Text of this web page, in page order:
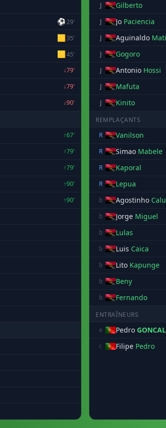
⚽29'
🟨35'
🟨45'
↓79'
↓79'
↓90'
↑67'
↑79'
↑79'
↑90'
↑90'
J Gilberto
J Jo Paciencia
J Aguinaldo
J
Gogoro
J
Antonio Hossi
J
Mafuta
J
Kinito
REMPLAÇANTS
R
Vanilson
R
Simao Mabele
R
Kaporal
R
Lepua
b
Agostinho
b Jorge Miguel
b Lulas
b Luis Caica
b Lito Kapunge
b Beny
b Fernando
ENTRAÎNEURS
e
Pedro
c Filipe Pedro